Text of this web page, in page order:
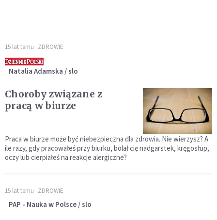
15 lat temu ZDROWIE
Natalia Adamska / slo
Choroby związane z
pracą w biurze
Praca w biurze może być niebezpieczna dla zdrowia. Nie wierzysz? A
ile razy, gdy pracowałeś przy biurku, bolał cię nadgarstek, kręgosłup,
oczy lub cierpiałeś na reakcje alergiczne?
15 lat temu ZDROWIE
PAP - Nauka w Polsce / slo